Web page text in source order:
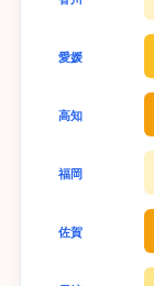
愛媛
高知
福岡
佐賀